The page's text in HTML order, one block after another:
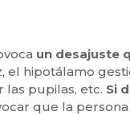
un desajuste
hipotálamo
las pupilas, etc. Si
que la